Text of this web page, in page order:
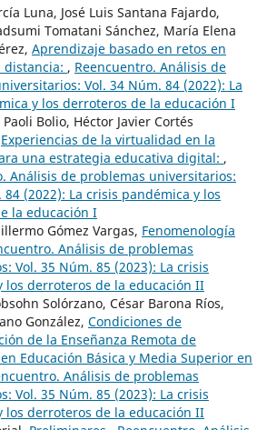
Luna, José Luis Santana Fajardo,
Tomatani Sánchez, María Elena
Aprendizaje basado en retos en
distancia: , Reencuentro. Análisis de
Vol. 34 Núm. 84 (2022): La
y los derroteros de la educación I
Paoli Bolio, Héctor Javier Cortés
Experiencias de la virtualidad en la
una estrategia educativa digital: ,
Análisis de problemas universitarios:
84 (2022): La crisis pandémica y los
la educación I
Gómez Vargas, Fenomenología
Análisis de problemas
Vol. 35 Núm. 85 (2023): La crisis
los derroteros de la educación II
Solórzano, César Barona Ríos,
González, Condiciones de
de la Enseñanza Remota de
Educación Básica y Media Superior en
Análisis de problemas
Vol. 35 Núm. 85 (2023): La crisis
los derroteros de la educación II